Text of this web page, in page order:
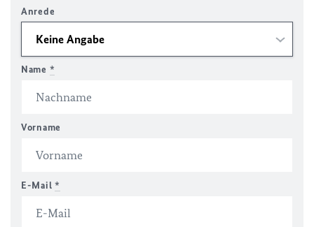
Anrede
Name *
Vorname
E-Mail *